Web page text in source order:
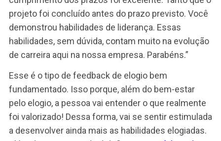
diferenciado ou com a competência que se
destacou na situação no fato que
merecimento.
feedback de elogio
“Joana, sua contribuição no projeto de
dos processos da área foi essencial. Sei que
foi sua primeira participação em um projeto